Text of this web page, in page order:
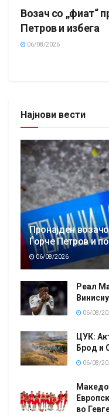
Возач со „фиат“
Петров и избега
06/08/2026
Најнови вести
Пронајден
Ѓорче Петров и
06/08/2026
Реал
06/08/
ЦУК:
Брод и
06/08/
во